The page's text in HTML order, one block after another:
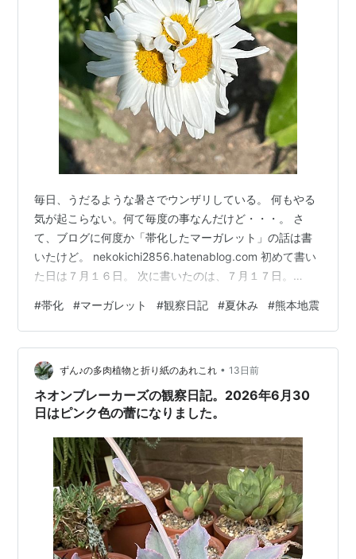
毎日、うだるような暑さでウンザリしている。 何もやる
気が起こらない。何て毎度の事なんだけど・・・。 さ
て、ブログに何度か「帯化したマーガレット」の話は書
いたけど。 nekokichi2856.hatenablog.com 初めて書い
た日は７月１６日。 次に書いたのは、７月１７日。
うになり・・・。 nekokichi2856.hatenablog.com これ
は、７月２０日に撮った写真。 だんだん花芯が３つに分
かれていった。 ねこ吉には、阿修羅像の顔にように見え
た。 上は７月２３日の写真だけど、酷暑のせいもあって
かな…
#帯化 #マーガレット #観察日記 #夏休み #熊本地震
ずん♪の多肉植物と折り紙のあれこれ • 13日前
ネオンブレーカーズの観察日記。2026年6月30
日はピンク色の蕾になりました。